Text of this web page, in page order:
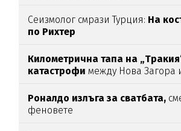
Сеизмолог смрази Турция: На
по Рихтер
Километрична тапа на
катастрофи между Нова Загора
Роналдо излъга за сватбата,
феновете